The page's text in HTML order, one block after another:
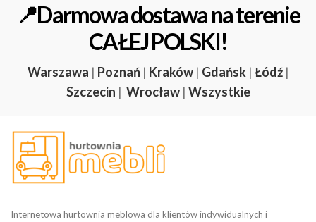
📍Darmowa dostawa na terenie
CAŁEJ POLSKI!
Warszawa | Poznań | Kraków | Gdańsk | Łódź |
Szczecin | Wrocław | Wszystkie
Internetowa hurtownia meblowa dla klientów indywidualnych i